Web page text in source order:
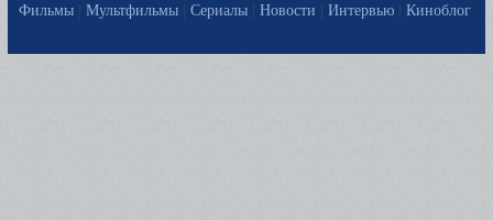
Фильмы
Мультфильмы Сериалы Новости Интервью Киноблог